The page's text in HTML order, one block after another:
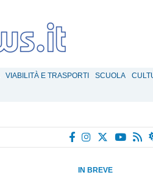
VIABILITÀ E TRASPORTI SCUOLA
IN BREVE